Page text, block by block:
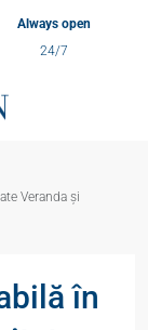
Always open
24/7
Veranda și
în